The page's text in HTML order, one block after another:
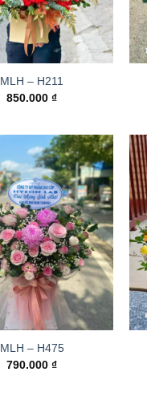
MLH – H211
850.000₫
MLH – H475
790.000₫